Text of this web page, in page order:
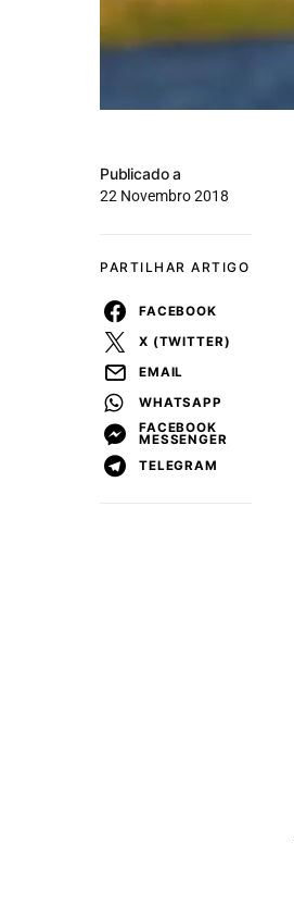
Publicado a
22 Novembro 2018
PARTILHAR ARTIGO
FACEBOOK
X (TWITTER)
EMAIL
WHATSAPP
FACEBOOK
MESSENGER
TELEGRAM